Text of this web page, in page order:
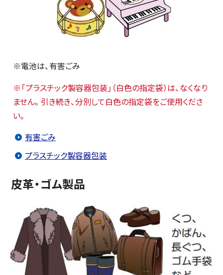
※電池は、有害ごみ
※「プラスチック製容器包装」（白色の指定袋）は、なくなり
ません。引き続き、分別して白色の指定袋をご使用くださ
い。
有害ごみ
プラスチック製容器包装
皮革・ゴム製品